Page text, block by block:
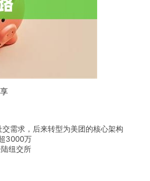
需求，后来转型为美团的核心架构
3000万
纽交所